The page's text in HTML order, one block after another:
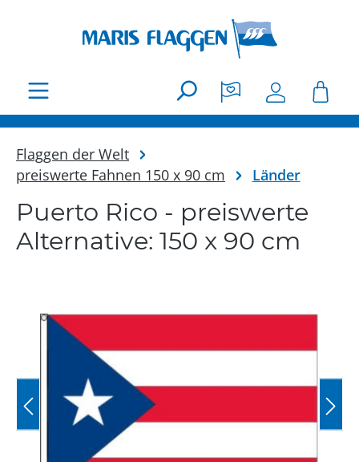
Flaggen der Welt
preiswerte Fahnen 150 x 90 cm
Länder
Puerto Rico - preiswerte
Alternative: 150 x 90 cm
Bildergalerie überspringen